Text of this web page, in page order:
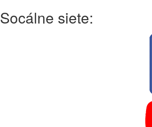
Socálne siete: